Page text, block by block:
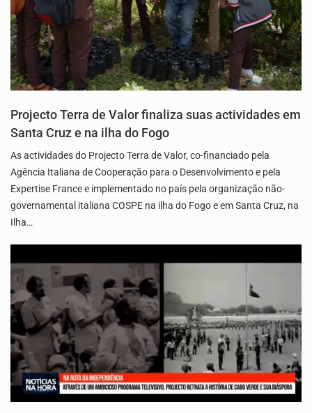
Projecto Terra de Valor finaliza suas actividades em
Santa Cruz e na ilha do Fogo
As actividades do Projecto Terra de Valor, co-financiado pela
Agência Italiana de Cooperação para o Desenvolvimento e pela
Expertise France e implementado no país pela organização não-
governamental italiana COSPE na ilha do Fogo e em Santa Cruz, na
Ilha…